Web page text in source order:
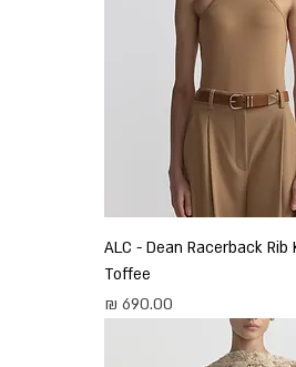
ALC - Dean Racerback Rib
Toffee
מחיר